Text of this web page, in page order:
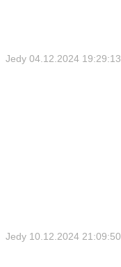
Jedy 04.12.2024 19:29:13
Jedy 10.12.2024 21:09:50